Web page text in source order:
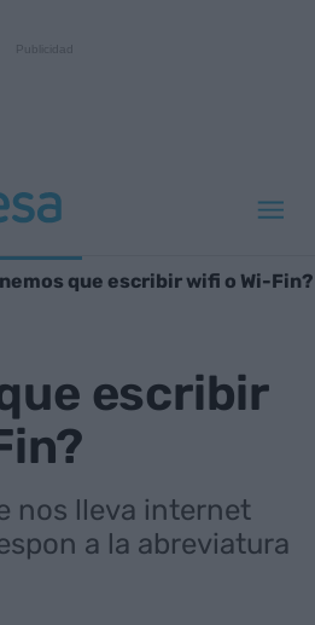
que escribir wifi o Wi-Fin?
escribir
nos lleva internet
a la abreviatura